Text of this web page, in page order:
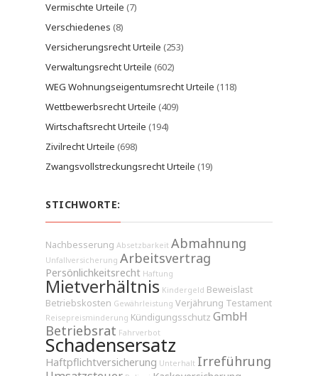
Vermischte Urteile (7)
Verschiedenes (8)
Versicherungsrecht Urteile (253)
Verwaltungsrecht Urteile (602)
WEG Wohnungseigentumsrecht Urteile (118)
Wettbewerbsrecht Urteile (409)
Wirtschaftsrecht Urteile (194)
Zivilrecht Urteile (698)
Zwangsvollstreckungsrecht Urteile (19)
STICHWORTE:
Nachbesserung Absetzbarkeit Abmahnung
Unfallversicherung Arbeitsvertrag
Persönlichkeitsrecht Haftung
Mietverhältnis Kindergeld Beweislast
Betriebskosten Gewährleistung Verjährung Testament
Reisepreisminderung Kündigungsschutz GmbH
Betriebsrat Fahrverbot
Schadensersatz
Haftpflichtversicherung Unterhalt Irreführung